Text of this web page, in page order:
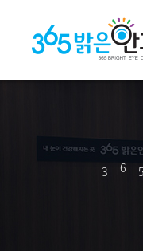
3 6